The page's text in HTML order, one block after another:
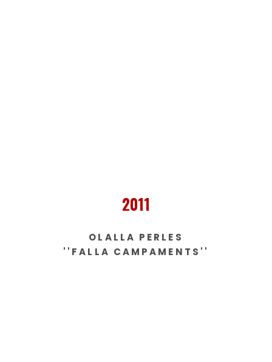
2011
OLALLA PERLES
''FALLA CAMPAMENTS''